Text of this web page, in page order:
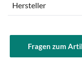
Hersteller
Fragen zum